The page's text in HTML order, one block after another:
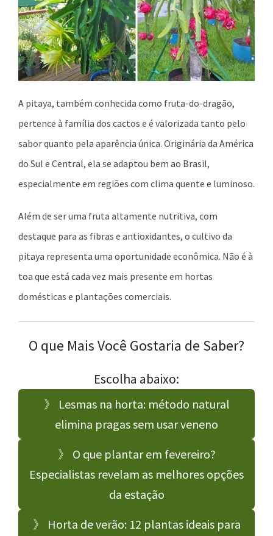
A pitaya, também conhecida como fruta-do-dragão,
pertence à família dos cactos e é valorizada tanto pelo
sabor quanto pela aparência única. Originária da América
do Sul e Central, ela se adaptou bem ao Brasil,
especialmente em regiões com clima quente e luminoso.
Além de ser uma fruta altamente nutritiva, com
destaque para as fibras e antioxidantes, o cultivo da
pitaya representa uma oportunidade econômica. Não é à
toa que está cada vez mais presente em hortas
domésticas e plantações comerciais.
O que Mais Você Gostaria de Saber?
Escolha abaixo:
》 Lesmas na horta: método natural
elimina pragas sem usar veneno
》 O que plantar em fevereiro?
Especialistas revelam as melhores opções
da estação
》 Horta de verão: 12 plantas ideais para